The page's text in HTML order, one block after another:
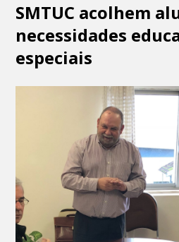
SMTUC acolhem
necessidades
especiais